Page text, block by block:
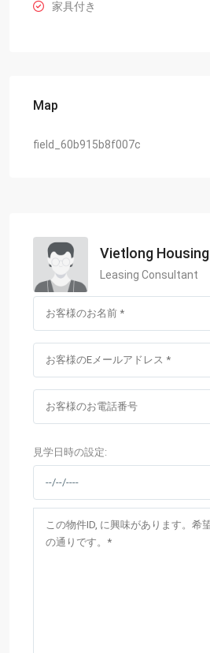
家具付き
Map
field_60b915b8f007c
Vietlong Housing
Leasing Consultant
見学日時の設定: